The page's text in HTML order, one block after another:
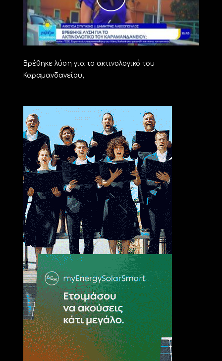
Βρέθηκε λύση για το ακτινολογικό του
Καραμανδανείου;